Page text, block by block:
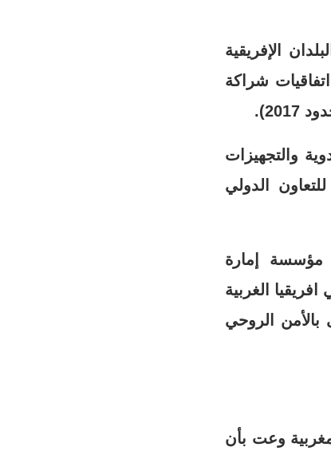
الإفريقية
شراكة
والتجهيزات
الدولي
مؤسسة إمارة
الغربية
الروحي
ولا شك أن الدولة المغربية وعت بأن